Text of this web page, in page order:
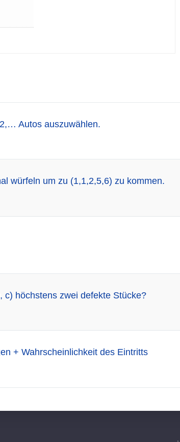
Autos auszuwählen.
würfeln um zu (1,1,2,5,6) zu kommen.
c) höchstens zwei defekte Stücke?
+ Wahrscheinlichkeit des Eintritts